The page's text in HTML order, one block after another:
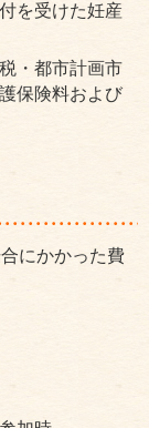
を受けた妊産
・都市計画市
保険料および
にかかった費